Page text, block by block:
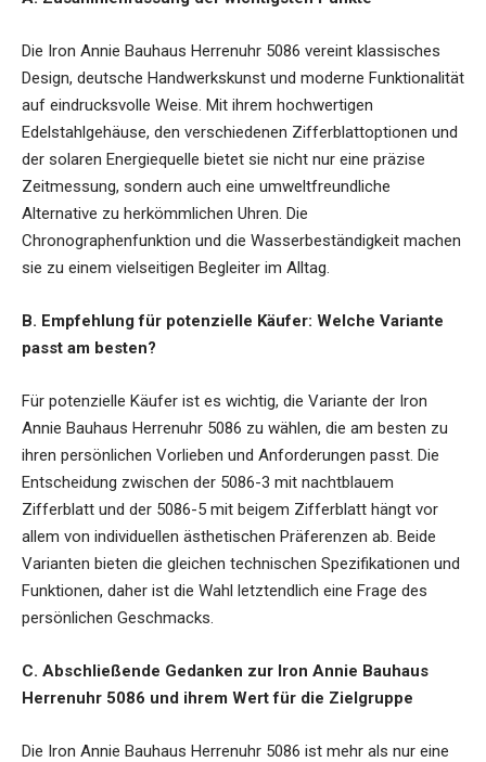
Die Iron Annie Bauhaus Herrenuhr 5086 vereint klassisches
Design, deutsche Handwerkskunst und moderne Funktionalität
auf eindrucksvolle Weise. Mit ihrem hochwertigen
Edelstahlgehäuse, den verschiedenen Zifferblattoptionen und
der solaren Energiequelle bietet sie nicht nur eine präzise
Zeitmessung, sondern auch eine umweltfreundliche
Alternative zu herkömmlichen Uhren. Die
Chronographenfunktion und die Wasserbeständigkeit machen
sie zu einem vielseitigen Begleiter im Alltag.
B. Empfehlung für potenzielle Käufer: Welche Variante
passt am besten?
Für potenzielle Käufer ist es wichtig, die Variante der Iron
Annie Bauhaus Herrenuhr 5086 zu wählen, die am besten zu
ihren persönlichen Vorlieben und Anforderungen passt. Die
Entscheidung zwischen der 5086-3 mit nachtblauem
Zifferblatt und der 5086-5 mit beigem Zifferblatt hängt vor
allem von individuellen ästhetischen Präferenzen ab. Beide
Varianten bieten die gleichen technischen Spezifikationen und
Funktionen, daher ist die Wahl letztendlich eine Frage des
persönlichen Geschmacks.
C. Abschließende Gedanken zur Iron Annie Bauhaus
Herrenuhr 5086 und ihrem Wert für die Zielgruppe
Die Iron Annie Bauhaus Herrenuhr 5086 ist mehr als nur eine